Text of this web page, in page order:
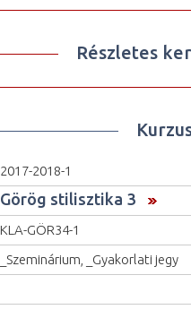
Részletes
2017-2018-1
Görög stilisztika 3
KLA-GÖR34-1
_Szeminárium, _Gyakorlati jegy